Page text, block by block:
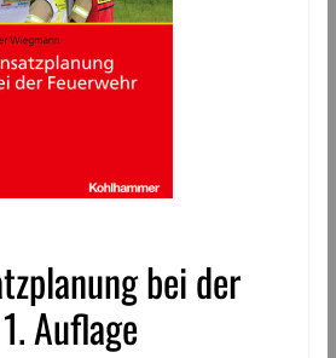
bei der
Auflage